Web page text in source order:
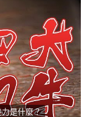
是什麼？